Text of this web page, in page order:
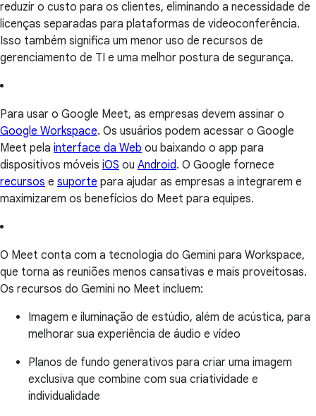
reduzir o custo para os clientes, eliminando a necessidade de
licenças separadas para plataformas de videoconferência.
Isso também significa um menor uso de recursos de
gerenciamento de TI e uma melhor postura de segurança.
Para usar o Google Meet, as empresas devem assinar o
Google Workspace. Os usuários podem acessar o Google
Meet pela interface da Web ou baixando o app para
dispositivos móveis iOS ou Android. O Google fornece
recursos e suporte para ajudar as empresas a integrarem e
maximizarem os benefícios do Meet para equipes.
O Meet conta com a tecnologia do Gemini para Workspace,
que torna as reuniões menos cansativas e mais proveitosas.
Os recursos do Gemini no Meet incluem:
Imagem e iluminação de estúdio, além de acústica, para
melhorar sua experiência de áudio e vídeo
Planos de fundo generativos para criar uma imagem
exclusiva que combine com sua criatividade e
individualidade